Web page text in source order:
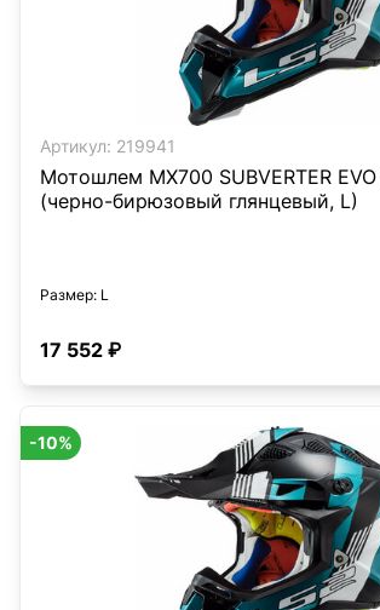
Артикул: 219941
Мотошлем MX700 SUBVERTER
(черно-бирюзовый глянцевый, L)
Размер: L
17 552 ₽
-10%